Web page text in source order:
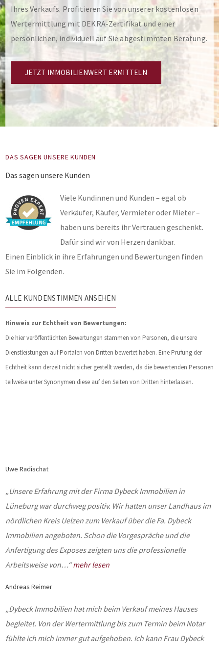
Ihres Verkaufs. Profitieren Sie von unserer kostenlosen
Wertermittlung mit DEKRA-Zertifikat und einer
persönlichen, individuell auf Sie abgestimmten Beratung.
JETZT IMMOBILIENWERT ERMITTELN
DAS SAGEN UNSERE KUNDEN
Das sagen unsere Kunden
Viele Kundinnen und Kunden – egal ob
Verkäufer, Käufer, Vermieter oder Mieter –
haben uns bereits ihr Vertrauen geschenkt.
Dafür sind wir von Herzen dankbar.
Einen Einblick in ihre Erfahrungen und Bewertungen finden
Sie im Folgenden.
ALLE KUNDENSTIMMEN ANSEHEN
Hinweis zur Echtheit von Bewertungen:
Die hier veröffentlichten Bewertungen stammen von Personen, die unsere
Dienstleistungen auf Portalen von Dritten bewertet haben. Eine Prüfung der
Echtheit kann derzeit nicht sicher gestellt werden, da die bewertenden Personen
teilweise unter Synonymen diese auf den Seiten von Dritten hinterlassen.
Uwe Radischat
„Unsere Erfahrung mit der Firma Dybeck Immobilien in
Lüneburg war durchweg positiv. Wir hatten unser Landhaus im
nördlichen Kreis Uelzen zum Verkauf über die Fa. Dybeck
Immobilien angeboten. Schon die Vorgespräche und die
Anfertigung des Exposes zeigten uns die professionelle
Arbeitsweise von…“mehr lesen
Andreas Reimer
„Dybeck Immobilien hat mich beim Verkauf meines Hauses
begleitet. Von der Wertermittlung bis zum Termin beim Notar
fühlte ich mich immer gut aufgehoben. Ich kann Frau Dybeck